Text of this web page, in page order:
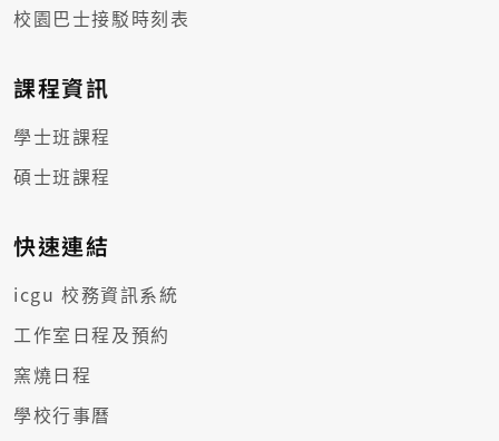
校園巴士接駁時刻表
課程資訊
學士班課程
碩士班課程
快速連結
icgu 校務資訊系統
工作室日程及預約
窯燒日程
學校行事曆